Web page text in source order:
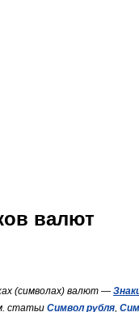
валют
(символах) валют —
статьи Символ рубля